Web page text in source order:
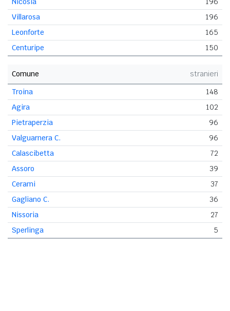
Villarosa
196
Leonforte
165
Centuripe
150
Comune
stranieri
Troina
148
Agira
102
Pietraperzia
96
Valguarnera C.
96
Calascibetta
72
Assoro
39
Cerami
37
Gagliano C.
36
Nissoria
27
Sperlinga
5